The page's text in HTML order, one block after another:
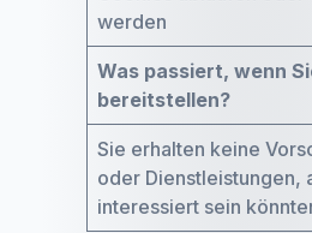
werden
Was passiert, wenn
bereitstellen?
Sie erhalten keine
oder Dienstleistungen,
interessiert sein